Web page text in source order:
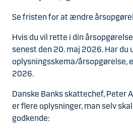
Se fristen for at ændre
Hvis du vil rette i din
senest den 20. maj 2026. Har du
oplysningsskema/årsopgørelse,
2026.
Danske Banks skattechef, Peter
er flere oplysninger, man selv
godkende: